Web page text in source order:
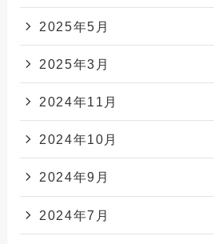
2025年5月
2025年3月
2024年11月
2024年10月
2024年9月
2024年7月